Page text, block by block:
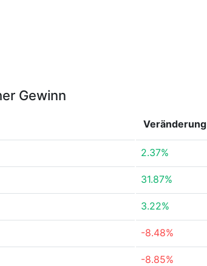
Gewinn
Veränderung
2.37%
31.87%
3.22%
-8.48%
-8.85%